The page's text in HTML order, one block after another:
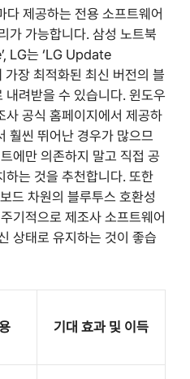
제공하는 전용 소프트웨어
가 가능합니다. 삼성 노트북
LG는 ‘LG Update
장 최적화된 최신 버전의 블
려받을 수 있습니다. 윈도우
사 공식 홈페이지에서 제공하
훨씬 뛰어난 경우가 많으므
에만 의존하지 말고 직접 공
하는 것을 추천합니다. 또한
드 차원의 블루투스 호환성
기적으로 제조사 소프트웨어
상태로 유지하는 것이 좋습
기대 효과 및 이득